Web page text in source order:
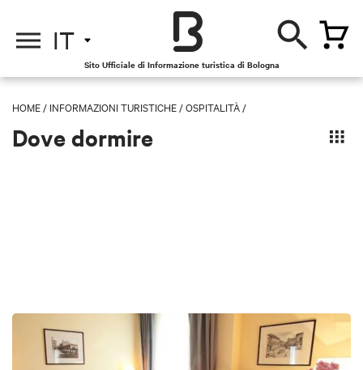
IT
Sito Ufficiale di Informazione turistica di Bologna
HOME / INFORMAZIONI TURISTICHE /OSPITALITÀ /
Dove dormire